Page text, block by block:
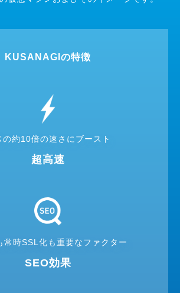
KUSANAGIの特徴
の約10倍の速さにブースト
超高速
常時SSL化も重要なファクター
SEO効果